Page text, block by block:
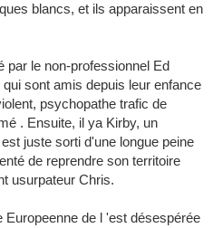
blancs, et ils apparaissent en
par le non-professionnel Ed
sont amis depuis leur enfance
psychopathe trafic de
. Ensuite, il ya Kirby, un
juste sorti d'une longue peine
de reprendre son territoire
usurpateur Chris.
de l 'est désespérée